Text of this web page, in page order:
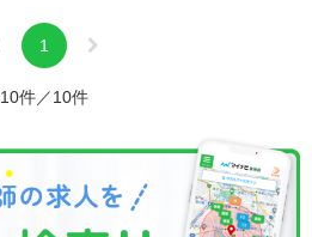
1
10件／10件